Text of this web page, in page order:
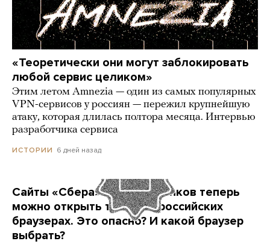
«Теоретически они могут заблокировать
любой сервис целиком»
Этим летом Amnezia — один из самых популярных
VPN-сервисов у россиян — пережил крупнейшую
атаку, которая длилась полтора месяца. Интервью
разработчика сервиса
ИСТОРИИ 6 дней назад
Сайты «Сбера» и других банков теперь
можно открыть только в российских
браузерах. Это опасно? И какой браузер
выбрать?